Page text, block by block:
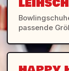
passende